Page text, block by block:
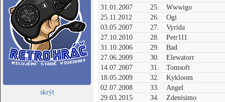
skrýt
31.01.2007
25.
Wwwigo
25.11.2012
26.
Ogi
03.05.2007
27.
Vyrida
27.10.2010
28.
Petr111
31.10.2006
29.
Bad
27.06.2009
30.
Elewatorr
14.07.2007
31.
Tomsoft
18.05.2009
32.
Kykloom
02.07.2008
33.
Angel
29.03.2015
34.
Zdenisimo